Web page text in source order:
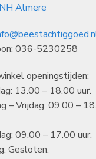
Almere
036-5230258
openingstijden:
13.00 – 18.00 uur.
– Vrijdag: 09.00 –
09.00 – 17.00 uur.
Gesloten.